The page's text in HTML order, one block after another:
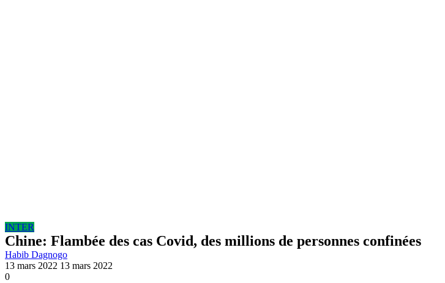
INTER
Chine: Flambée des cas Covid, des millions de personnes confinées
Habib Dagnogo
13 mars 2022 13 mars 2022
0